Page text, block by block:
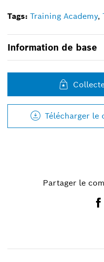
Tags: Training Academy,
Information de base
Télécharger le
Partager le